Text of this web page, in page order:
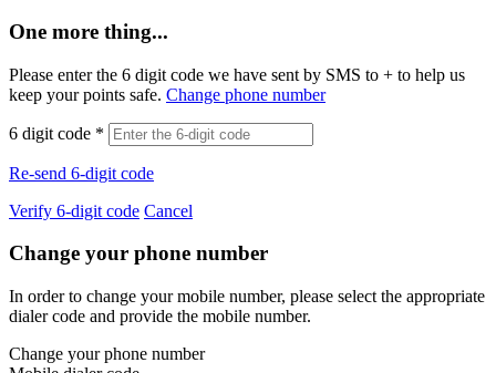
One more thing...
Please enter the 6 digit code we have sent by SMS to + to help us
keep your points safe. Change phone number
6 digit code *
Re-send 6-digit code
Verify 6-digit code Cancel
Change your phone number
In order to change your mobile number, please select the appropriate
dialer code and provide the mobile number.
Change your phone number